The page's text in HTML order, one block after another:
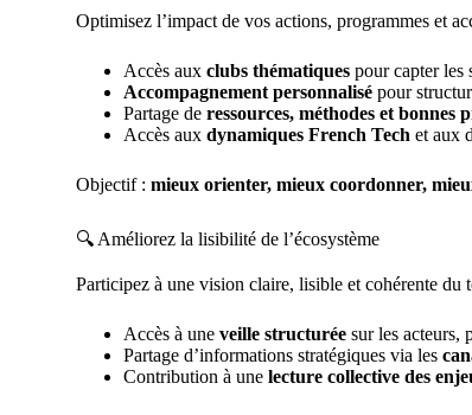
Optimisez l’impact de vos actions, programmes et
Accès aux clubs thématiquespour capter les
Accompagnement personnalisépour
Partage de ressources, méthodes et bonnes
Accès aux dynamiques French Tech et aux
Objectif : mieux orienter, mieux coordonner,
🔍 Améliorez la lisibilité de l’écosystème
Participez à une vision claire, lisible et cohérente du
Accès à une veille structuréesur les acteurs,
Partage d’informations stratégiques via les
Contribution à une lecture collective des